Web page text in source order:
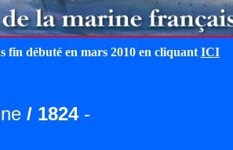
fin débuté en mars 2010 en cliquant ICI
/ 1824-